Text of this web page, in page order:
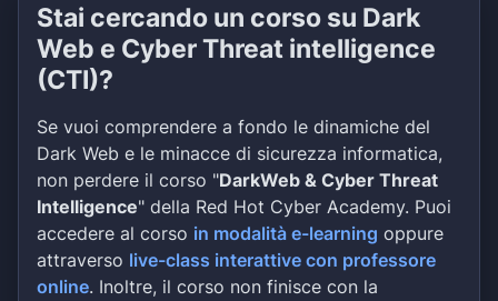
Stai cercando un corso su Dark
Web e Cyber Threat intelligence
(CTI)?
Se vuoi comprendere a fondo le dinamiche del
Dark Web e le minacce di sicurezza informatica,
non perdere il corso "DarkWeb & Cyber Threat
Intelligence" della Red Hot Cyber Academy. Puoi
accedere al corso in modalità e-learning oppure
attraverso live-class interattive con professore
online. Inoltre, il corso non finisce con la